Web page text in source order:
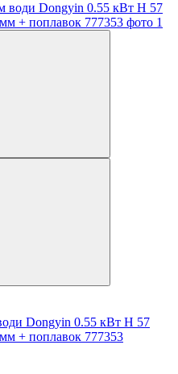
Dongyin 0.55 кВт H 57
+ поплавок 777353